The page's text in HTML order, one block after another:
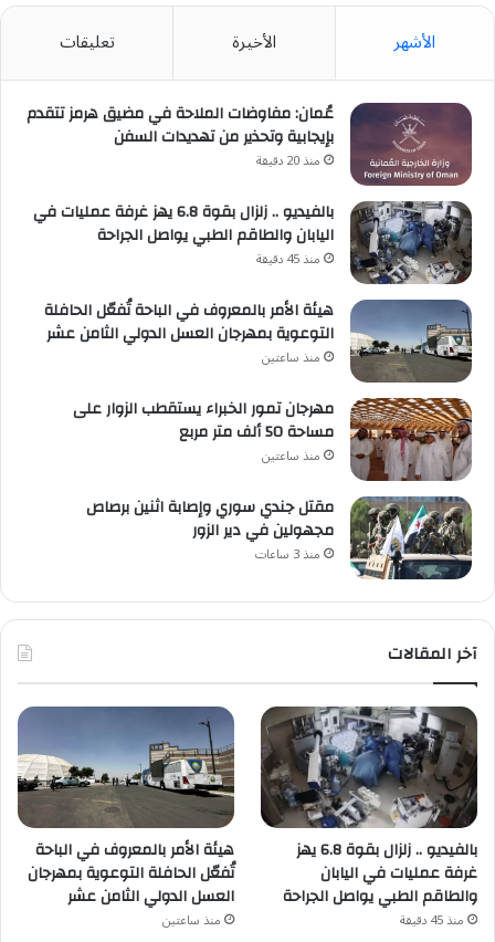
الأشهر الأخيرة تعليقات
عُمان: مفاوضات الملاحة في مضيق هرمز تتقدم
بإيجابية وتحذير من تهديدات السفن
منذ 20 دقيقة
بالفيديو .. زلزال بقوة 6.8 يهز غرفة عمليات في
اليابان والطاقم الطبي يواصل الجراحة
منذ 45 دقيقة
هيئة الأمر بالمعروف في الباحة تُفعّل الحافلة
التوعوية بمهرجان العسل الدولي الثامن عشر
منذ ساعتين
مهرجان تمور الخبراء يستقطب الزوار على
مساحة 50 ألف متر مربع
منذ ساعتين
مقتل جندي سوري وإصابة اثنين برصاص
مجهولين في دير الزور
منذ 3 ساعات
آخر المقالات
بالفيديو .. زلزال بقوة 6.8 يهز
غرفة عمليات في اليابان
والطاقم الطبي يواصل الجراحة
منذ 45 دقيقة
هيئة الأمر بالمعروف في الباحة
تُفعّل الحافلة التوعوية بمهرجان
العسل الدولي الثامن عشر
منذ ساعتين